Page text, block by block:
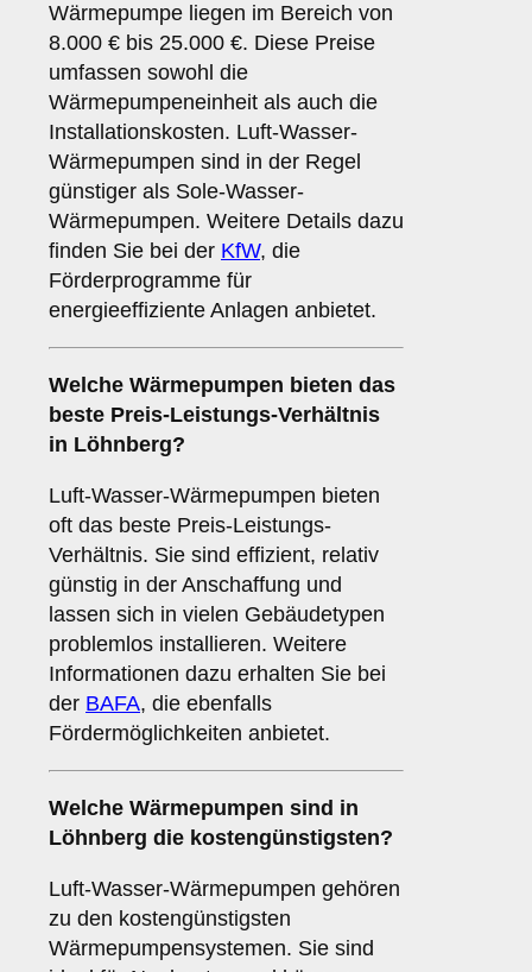
Wärmepumpe liegen im Bereich von
8.000 € bis 25.000 €. Diese Preise
umfassen sowohl die
Wärmepumpeneinheit als auch die
Installationskosten. Luft-Wasser-
Wärmepumpen sind in der Regel
günstiger als Sole-Wasser-
Wärmepumpen. Weitere Details dazu
finden Sie bei der KfW, die
Förderprogramme für
energieeffiziente Anlagen anbietet.
Welche Wärmepumpen bieten das
beste Preis-Leistungs-Verhältnis
in Löhnberg?
Luft-Wasser-Wärmepumpen bieten
oft das beste Preis-Leistungs-
Verhältnis. Sie sind effizient, relativ
günstig in der Anschaffung und
lassen sich in vielen Gebäudetypen
problemlos installieren. Weitere
Informationen dazu erhalten Sie bei
der BAFA, die ebenfalls
Fördermöglichkeiten anbietet.
Welche Wärmepumpen sind in
Löhnberg die kostengünstigsten?
Luft-Wasser-Wärmepumpen gehören
zu den kostengünstigsten
Wärmepumpensystemen. Sie sind